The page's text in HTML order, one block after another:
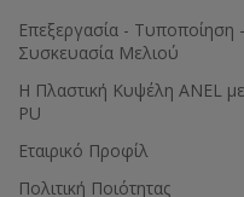
Επεξεργασία - Τυποποίηση -
Συσκευασία Μελιού
Η Πλαστική Κυψέλη ANEL
PU
Εταιρικό Προφίλ
Πολιτική Ποιότητας